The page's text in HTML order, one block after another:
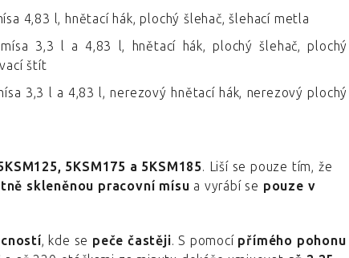
4,83 l, hnětací hák, plochý šlehač, šlehací metla
3,3 l a 4,83 l, hnětací hák, plochý šlehač, plochý
štít
3,3 l a 4,83 l, nerezový hnětací hák, nerezový plochý
5KSM175 a 5KSM185. Liší se pouze tím, že
skleněnou pracovní mísu a vyrábí se pouze v
, kde se peče častěji. S pomocí přímého pohonu